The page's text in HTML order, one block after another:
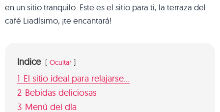
en un sitio tranquilo. Este es el sitio para ti, la terraza del
café Liadísimo, ¡te encantará!
Indice Ocultar
1 El sitio ideal para relajarse…
2 Bebidas deliciosas
3 Menú del día